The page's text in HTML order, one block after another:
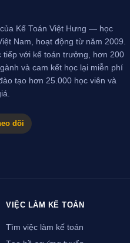
Kế Toán Việt Hưng — học
Nam, hoạt động từ năm 2009.
tiếp với kế toán trưởng, hơn 200
và cam kết học lại miễn phí
tạo hơn 25.000 học viên và
dõi
VIỆC LÀM KẾ TOÁN
Tìm việc làm kế toán